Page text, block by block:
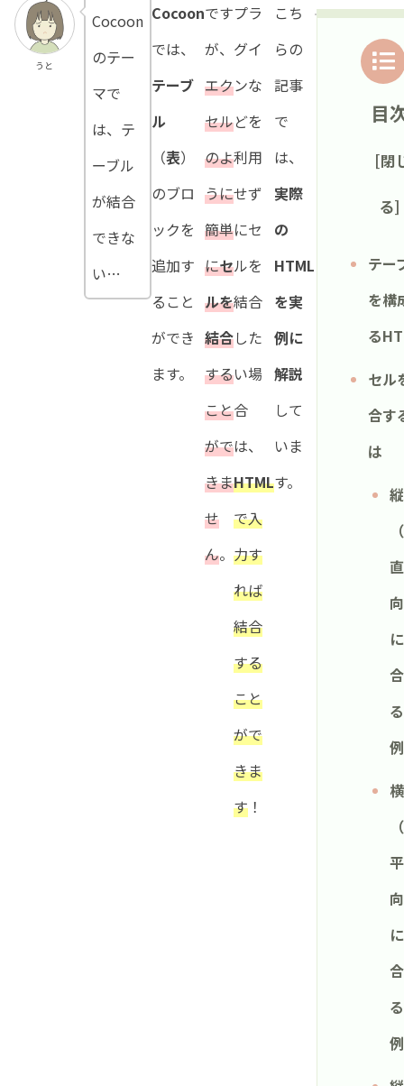
うと
Cocoon
のテー
マで
は、テ
ーブル
が結合
できな
い…
Cocoon
では、
テーブ
ル
（表）
のブロ
ックを
追加す
ること
ができ
ます。
です
が、
エク
セル
のよ
うに
簡単
にセ
ルを
結合
する
こと
がで
きま
せ
ん。
プラ
グイ
ンな
どを
利用
せず
にセ
ルを
結合
した
い場
合
は、
HTML
で入
力す
れば
結合
する
こと
がで
きま
す！
こち
らの
記事
で
は、
実際
の
HTML
を実
例に
解説
して
いま
す。
目
テー
を構
る
セル
合す
は
縦
例
横
例